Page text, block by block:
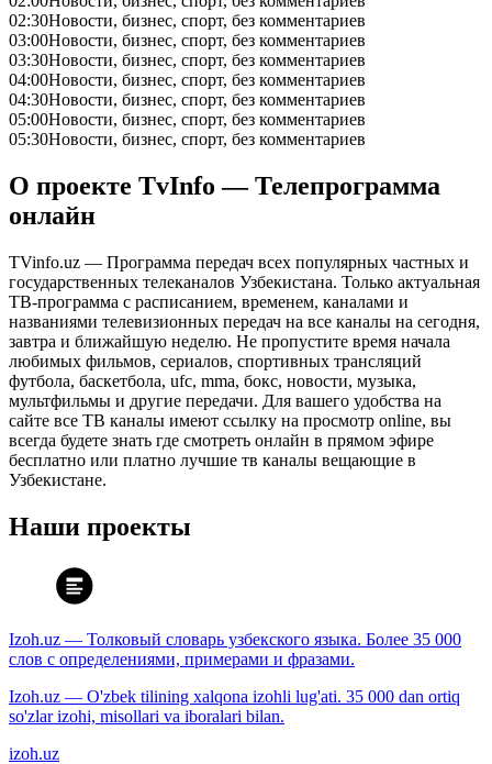
02:30Новости, бизнес, спорт, без комментариев
03:00Новости, бизнес, спорт, без комментариев
03:30Новости, бизнес, спорт, без комментариев
04:00Новости, бизнес, спорт, без комментариев
04:30Новости, бизнес, спорт, без комментариев
05:00Новости, бизнес, спорт, без комментариев
05:30Новости, бизнес, спорт, без комментариев
О проекте TvInfo — Телепрограмма
онлайн
TVinfo.uz — Программа передач всех популярных частных и
государственных телеканалов Узбекистана. Только актуальная
ТВ-программа с расписанием, временем, каналами и
названиями телевизионных передач на все каналы на сегодня,
завтра и ближайшую неделю. Не пропустите время начала
любимых фильмов, сериалов, спортивных трансляций
футбола, баскетбола, ufc, mma, бокс, новости, музыка,
мультфильмы и другие передачи. Для вашего удобства на
сайте все ТВ каналы имеют ссылку на просмотр online, вы
всегда будете знать где смотреть онлайн в прямом эфире
бесплатно или платно лучшие тв каналы вещающие в
Узбекистане.
Наши проекты
Izoh.uz — Толковый словарь узбекского языка. Более 35 000
слов с определениями, примерами и фразами.
Izoh.uz — O'zbek tilining xalqona izohli lug'ati. 35 000 dan ortiq
so'zlar izohi, misollari va iboralari bilan.
izoh.uz